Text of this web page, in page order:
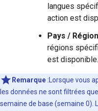
langues
action est
Pays / Région
régions
est disponible.
Remarque :Lorsque vous
les données ne sont filtrées
semaine de base (semaine 0).